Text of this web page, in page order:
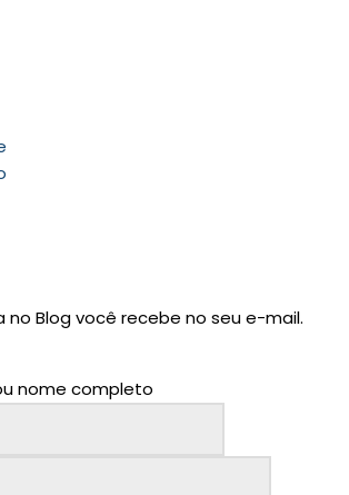
no Blog você recebe no seu e-mail.
nome completo